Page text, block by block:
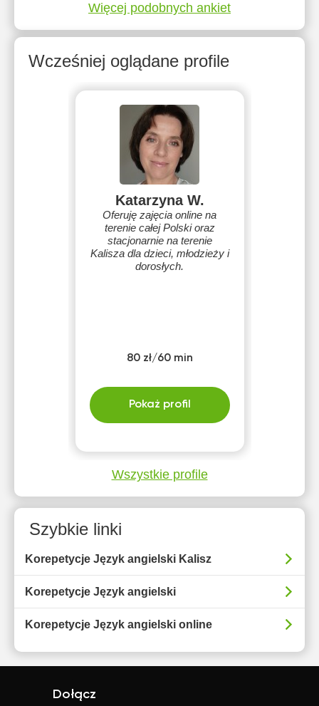
Więcej podobnych ankiet
Wcześniej oglądane profile
Katarzyna W.
Oferuję zajęcia online na
terenie całej Polski oraz
stacjonarnie na terenie
Kalisza dla dzieci, młodzieży i
dorosłych.
80 zł/60 min
Pokaż profil
Wszystkie profile
Szybkie linki
Korepetycje Język angielski Kalisz
Korepetycje Język angielski
Korepetycje Język angielski online
Dołącz